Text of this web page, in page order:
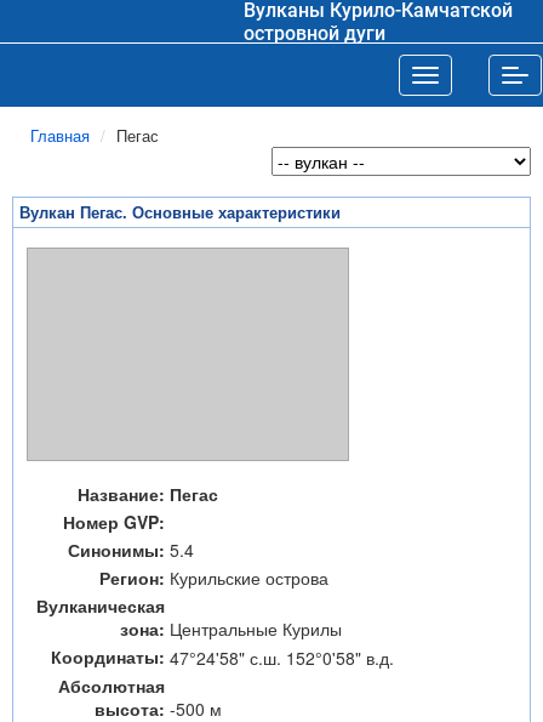
Вулканы Курило-Камчатской
островной дуги
Toggle
Главная Пегас
Вулкан Пегас. Основные характеристики
Название: Пегас
Номер GVP:
Синонимы: 5.4
Регион: Курильские острова
Вулканическая
зона: Центральные Курилы
Координаты: 47°24'58" с.ш. 152°0'58" в.д.
Абсолютная
высота: -500 м